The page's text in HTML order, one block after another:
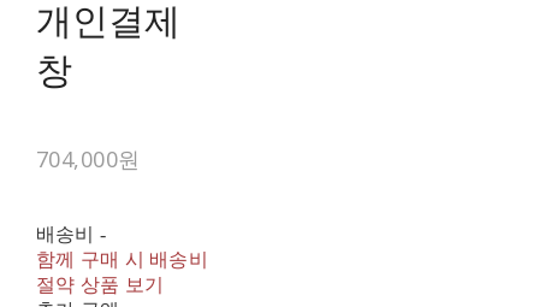
개인결제
창
704,000원
배송비 -
함께 구매 시 배송비
절약 상품 보기